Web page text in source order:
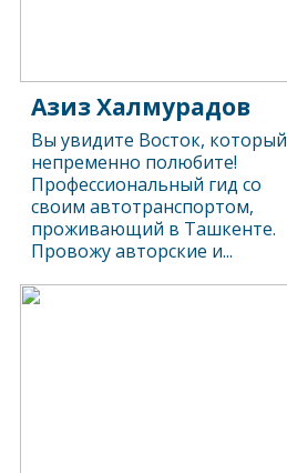
Азиз Халмурадов
Вы увидите Восток, который
непременно полюбите!
Профессиональный гид со
своим автотранспортом,
проживающий в Ташкенте.
Провожу авторские и...